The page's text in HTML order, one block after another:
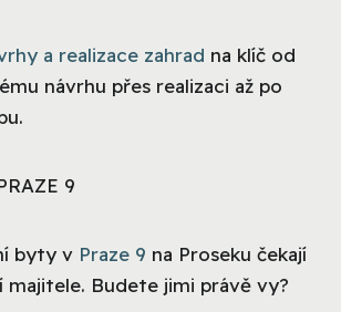
a realizace zahrad na klíč od
návrhu přes realizaci až po
9
byty v Praze 9 na Proseku čekají
majitele. Budete jimi právě vy?